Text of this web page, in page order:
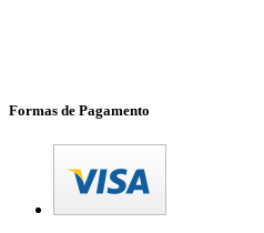
Formas de Pagamento